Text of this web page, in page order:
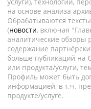
на основе анализа
Обрабатываются
(новости, включая
аналитические обзоры
содержание
больше публикаций на
или продукта/услуги,
Профиль может быть
информацией, в т.ч.
продукте/услуге.